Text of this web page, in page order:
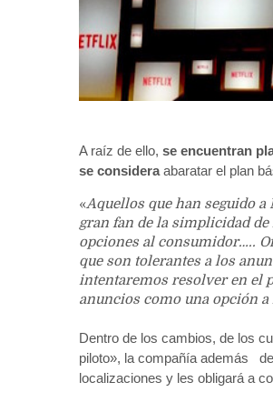
A raíz de ello, se encuentran
se consideraabaratar el plan
«Aquellos que han seguido
gran fan de la simplicidad
opciones al consumidor…..
que son tolerantes a los
intentaremos resolver en el
anuncios como una opción
Dentro de los cambios, de los
piloto», la compañía además
localizaciones y les obligará a